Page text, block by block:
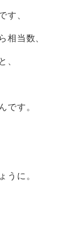
す、
相当数、
、
です。
うに。